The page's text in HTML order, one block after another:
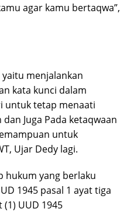
agar kamu bertaqwa”,
menjalankan
kata kunci dalam
untuk tetap menaati
Juga Pada ketaqwaan
untuk
Ujar Dedy lagi.
hukum yang berlaku
1945 pasal 1 ayat tiga
UUD 1945